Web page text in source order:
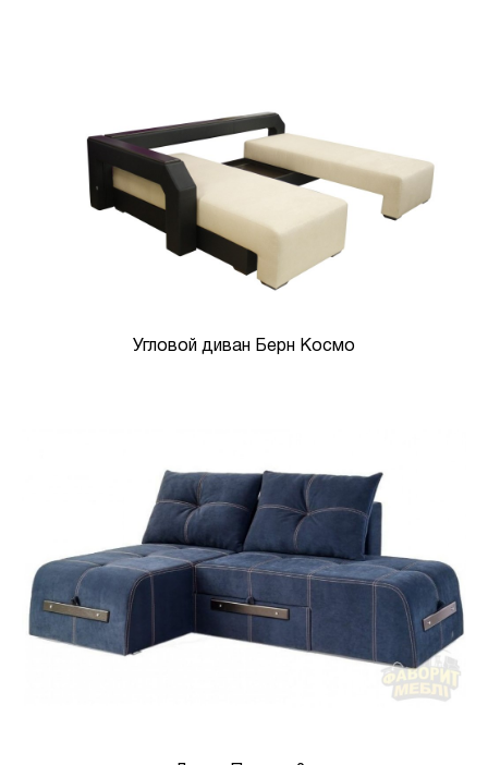
Угловой диван Берн Космо